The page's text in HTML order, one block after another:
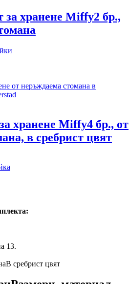
за хранене Miffy2 бр.,
хранене Miffy4 бр., от
в сребрист цвят
13.
В сребрист цвят